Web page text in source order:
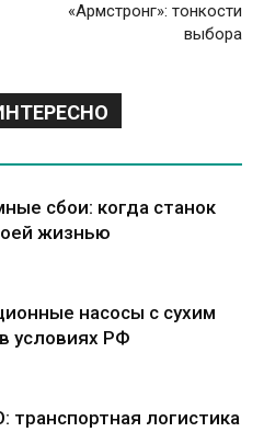
«Армстронг»: тонкости
выбора
сбои: когда станок
жизнью
насосы с сухим
условиях РФ
транспортная логистика